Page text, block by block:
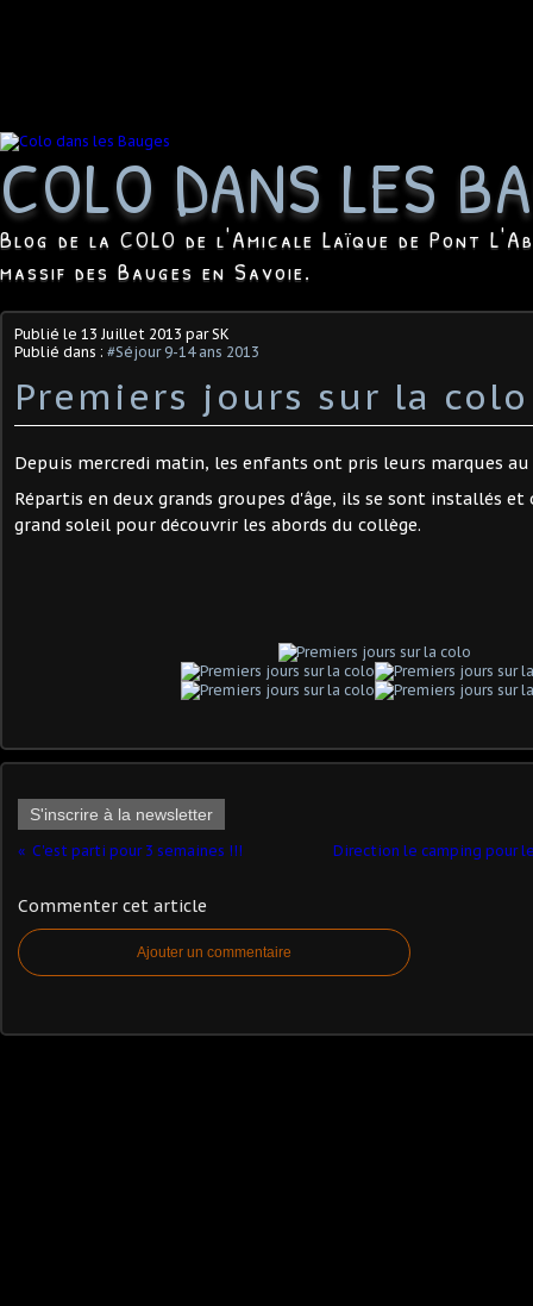
COLO DANS LES
Blog de la COLO de l'Amicale Laïque de Pont
massif des Bauges en Savoie.
Publié le 13 Juillet 2013 par SK
Publié dans : #Séjour 9-14 ans 2013
Premiers jours sur la colo
Depuis mercredi matin, les enfants ont pris leurs marques au
Répartis en deux grands groupes d'âge, ils se sont installés
grand soleil pour découvrir les abords du collège.
S'inscrire à la newsletter
C'est parti pour 3 semaines !!! Direction le camping pour
Commenter cet article
Ajouter un commentaire